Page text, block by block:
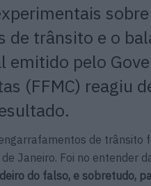
de trânsito e o
pelo
(FFMC) reagiu
de trânsito
Janeiro. Foi no entender
do falso, e sobretudo,